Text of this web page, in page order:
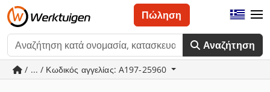
Αναζήτηση
Πώληση
/ ... / Κωδικός αγγελίας: A197-25960